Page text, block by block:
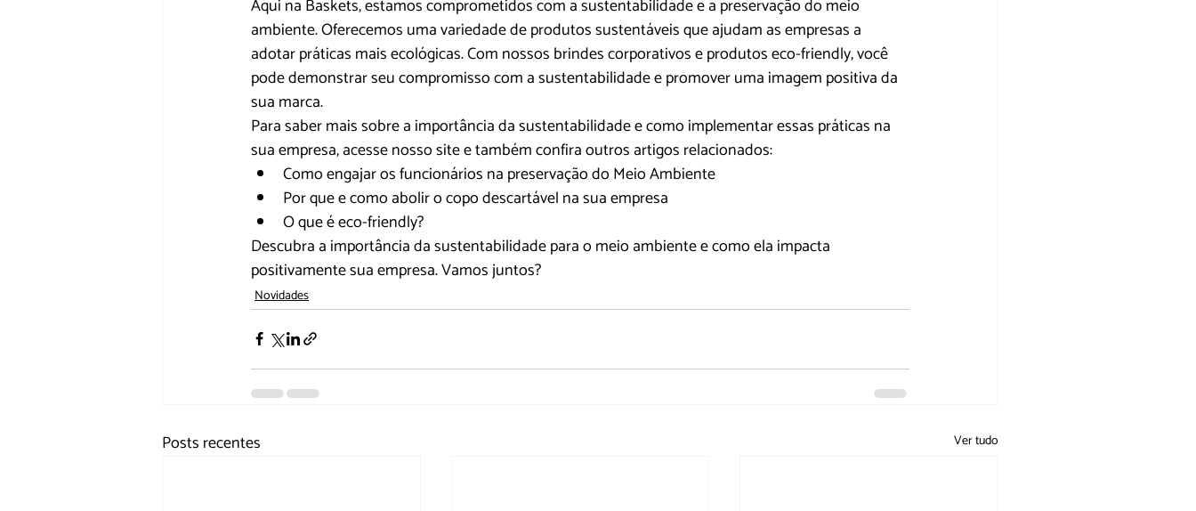
Aqui na Baskets, estamos comprometidos com a sustentabilidade e a preservação do meio
ambiente. Oferecemos uma variedade de produtos sustentáveis que ajudam as empresas a
adotar práticas mais ecológicas. Com nossos brindes corporativos e produtos eco-friendly, você
pode demonstrar seu compromisso com a sustentabilidade e promover uma imagem positiva da
sua marca.
Para saber mais sobre a importância da sustentabilidade e como implementar essas práticas na
sua empresa, acesse nosso site e também confira outros artigos relacionados:
Como engajar os funcionários na preservação do Meio Ambiente
Por que e como abolir o copo descartável na sua empresa
O que é eco-friendly?
Descubra a importância da sustentabilidade para o meio ambiente e como ela impacta
positivamente sua empresa. Vamos juntos?
Novidades
Posts recentes Ver tudo